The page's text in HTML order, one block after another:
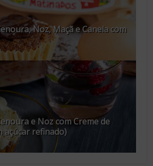
Noz, Maçã e Canela com
e Noz com Creme de
açúcar refinado)